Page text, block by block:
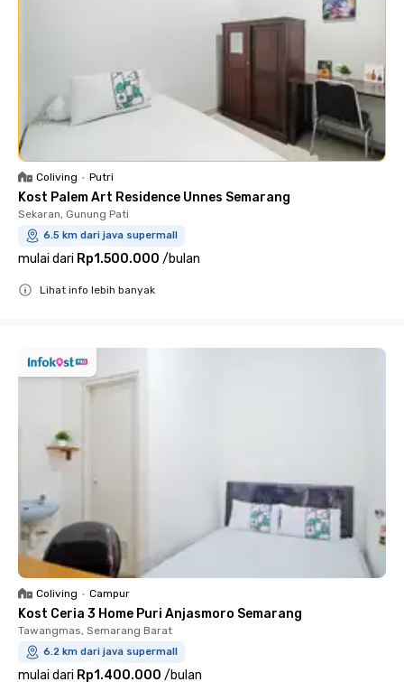
Coliving • Putri
Kost Palem Art Residence Unnes Semarang
Sekaran, Gunung Pati
6.5 km dari java supermall
mulai dari Rp1.500.000 /bulan
Lihat info lebih banyak
Coliving • Campur
Kost Ceria 3 Home Puri Anjasmoro Semarang
Tawangmas, Semarang Barat
6.2 km dari java supermall
mulai dari Rp1.400.000 /bulan